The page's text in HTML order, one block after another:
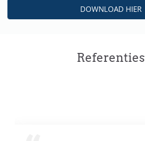
DOWNLOAD HIER
Referenties